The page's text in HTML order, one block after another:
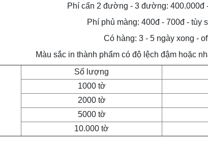
Phí cấn 2 đường - 3 đường: 400.000đ
Phí phủ màng: 400đ - 700đ - tùy
Có hàng: 3 - 5 ngày xong -
Màu sắc in thành phẩm có độ lệch đậm hoặc
Số lượng
1000 tờ
2000 tờ
5000 tờ
10.000 tờ